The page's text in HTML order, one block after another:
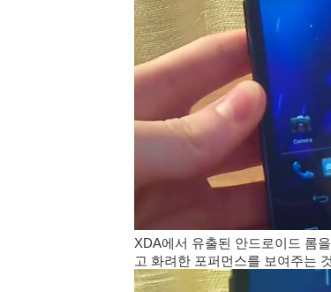
XDA에서 유출된 안드로이드 롬
고 화려한 포퍼먼스를 보여주는